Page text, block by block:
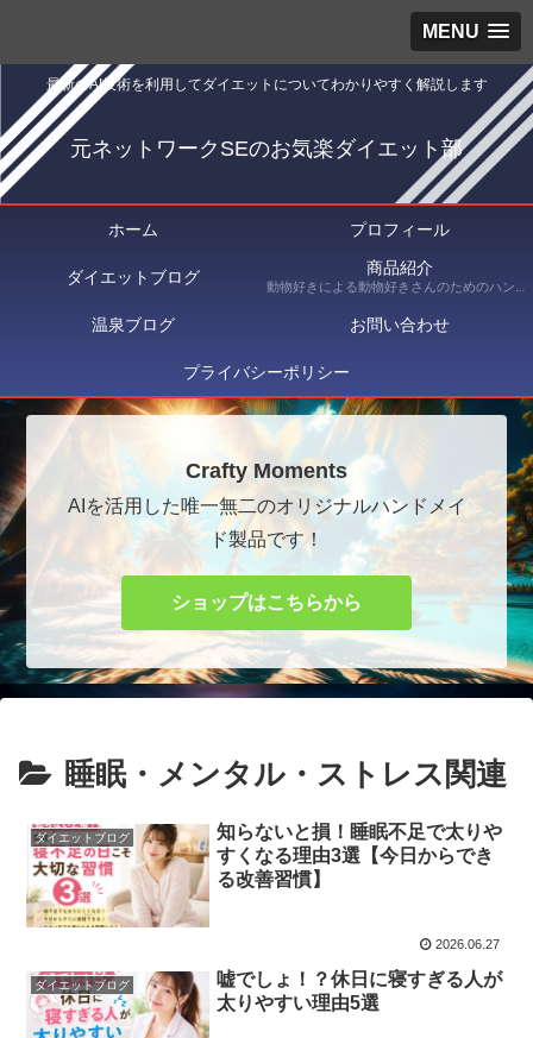
MENU
最新のAI技術を利用してダイエットについてわかりやすく解説します
元ネットワークSEのお気楽ダイエット部
ホーム プロフィール
ダイエットブログ 商品紹介
動物好きによる動物好きさんのためのハンドメイドショップ Crafty Moments（クラフティ・モーメンツ） にて出品している商品を紹介
温泉ブログ お問い合わせ
プライバシーポリシー
Crafty Moments
AIを活用した唯一無二のオリジナルハンドメイ
ド製品です！
ショップはこちらから
睡眠・メンタル・ストレス関連
ダイエットブログ
知らないと損！睡眠不足で太りや
すくなる理由3選【今日からでき
る改善習慣】
2026.06.27
ダイエットブログ
嘘でしょ！？休日に寝すぎる人が
太りやすい理由5選